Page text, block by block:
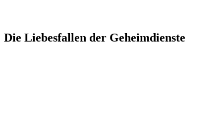
Die Liebesfallen der Geheimdienste